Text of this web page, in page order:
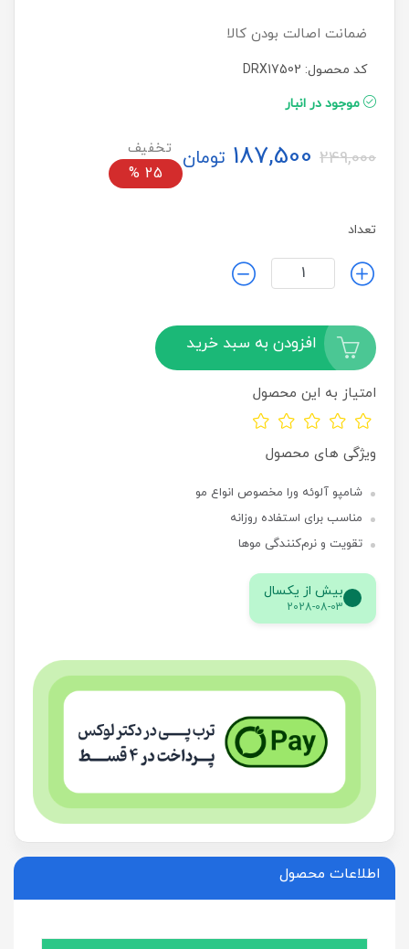
ضمانت اصالت بودن کالا
کد محصول: DRX17502
موجود در انبار
249,000 تومان
25
%
تعداد
افزودن به سبد خرید
امتیاز به این محصول
ویژگی های محصول
شامپو آلوئه ورا مخصوص انواع مو
مناسب برای استفاده روزانه
تقویت و نرم‌کنندگی موها
بیش از یکسال
2028-08-03
اطلاعات محصول